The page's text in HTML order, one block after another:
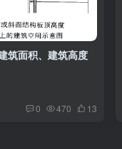
筑面积、建筑高度
0 470 13